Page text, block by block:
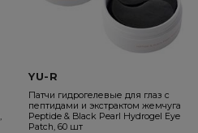
YU-R
Патчи гидрогелевые для глаз с
пептидами и экстрактом жемчуга
Peptide & Black Pearl Hydrogel Eye
Patch, 60 шт